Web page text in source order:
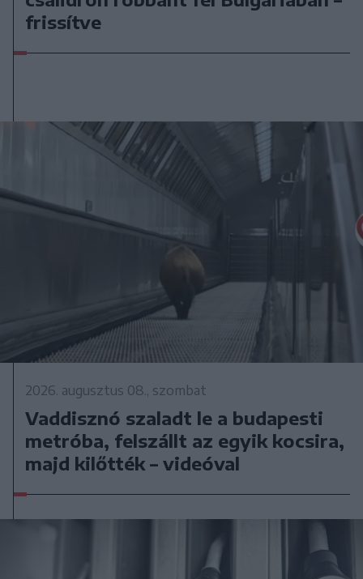
frissítve
2026. augusztus 08., szombat
Vaddisznó szaladt le a budapesti
metróba, felszállt az egyik kocsira,
majd kilőtték – videóval